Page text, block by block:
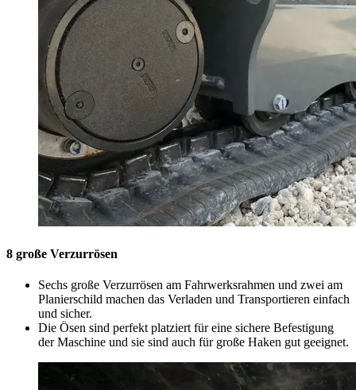
8 große Verzurrösen
Sechs große Verzurrösen am Fahrwerksrahmen und zwei am
Planierschild machen das Verladen und Transportieren einfach
und sicher.
Die Ösen sind perfekt platziert für eine sichere Befestigung
der Maschine und sie sind auch für große Haken gut geeignet.